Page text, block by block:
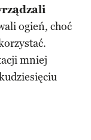
ogień, choć
mniej